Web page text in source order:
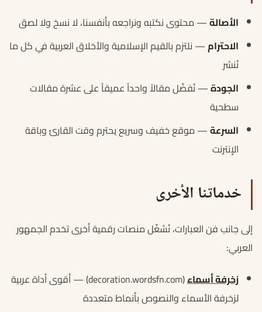
الأصالة— محتوى نكتبه ونراجعه بأنفسنا، لا نسخ ولا لصق
الاحترام— نلتزم بالقيم الإسلامية والأخلاق العربية في كل ما
نُنشر
الجودة— نُفضّل مقالاً واحداً عميقاً على عشرة مقالات
سطحية
السرعة— موقع خفيف وسريع يحترم وقت القارئ وباقة
الإنترنت
خدماتنا الأخرى
إلى جانب فن العبارات، نُشغّل منصات رقمية أخرى تخدم الجمهور
العربي:
زخرفة أسماء
(decoration.wordsfn.com) — أقوى أداة عربية
لزخرفة الأسماء والنصوص بأنماط متعددة